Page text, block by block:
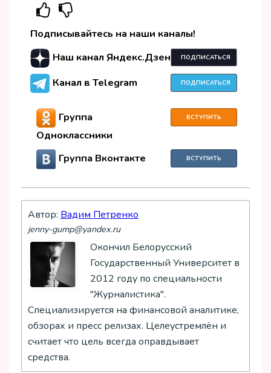
Подписывайтесь на наши каналы!
Наш канал Яндекс.Дзен
ПОДПИСАТЬСЯ
Канал в Telegram ПОДПИСАТЬСЯ
Группа
Одноклассники
ВСТУПИТЬ
Группа Вконтакте ВСТУПИТЬ
Автор: Вадим Петренко
jenny-gump@yandex.ru
Окончил Белорусский
Государственный Университет в
2012 году по специальности
"Журналистика".
Специализируется на финансовой аналитике,
обзорах и пресс релизах. Целеустремлён и
считает что цель всегда оправдывает
средства.